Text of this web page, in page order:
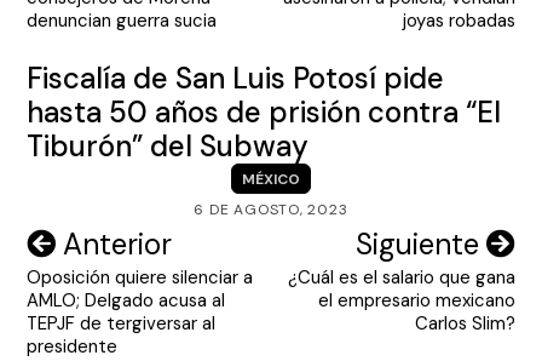
entradas
denuncian guerra sucia
joyas robadas
Fiscalía de San Luis Potosí pide
hasta 50 años de prisión contra “El
Tiburón” del Subway
MÉXICO
6 DE AGOSTO, 2023
Navegación
de
entradas
Anterior
Oposición quiere silenciar a
AMLO; Delgado acusa al
TEPJF de tergiversar al
presidente
Siguiente
¿Cuál es el salario que gana
el empresario mexicano
Carlos Slim?